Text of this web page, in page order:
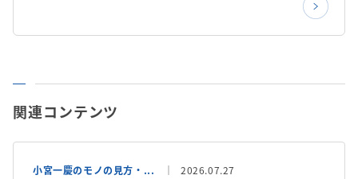
関連コンテンツ
小宮一慶のモノの見方・... 2026.07.27